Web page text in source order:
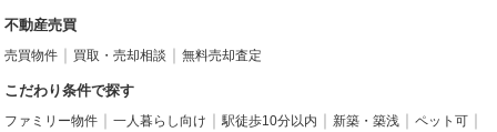
不動産売買
売買物件 買取・売却相談 無料売却査定
こだわり条件で探す
ファミリー物件 一人暮らし向け 駅徒歩10分以内 新築・築浅
ペット可